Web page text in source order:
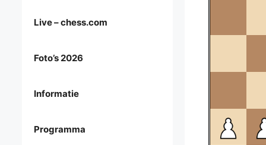
Live – chess.com
Foto’s 2026
Informatie
Programma